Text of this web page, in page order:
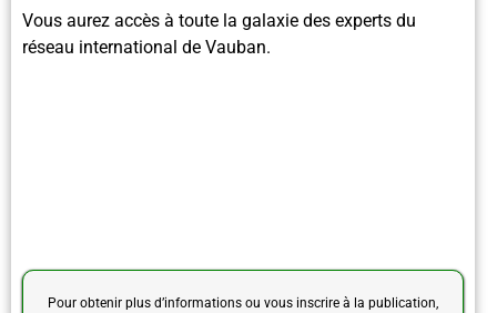
Vous aurez accès à toute la galaxie des experts du
réseau international de Vauban.
Pour obtenir plus d’informations ou vous inscrire à la publication,